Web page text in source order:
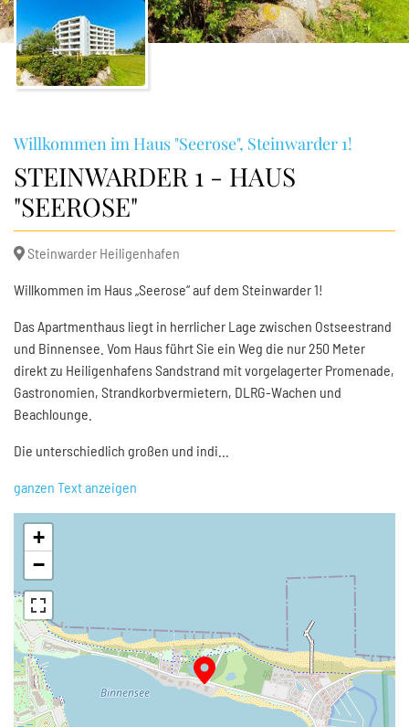
Willkommen im Haus "Seerose", Steinwarder 1!
STEINWARDER 1 - HAUS
"SEEROSE"
Steinwarder Heiligenhafen
Willkommen im Haus „Seerose“ auf dem Steinwarder 1!
Das Apartmenthaus liegt in herrlicher Lage zwischen Ostseestrand
und Binnensee. Vom Haus führt Sie ein Weg die nur 250 Meter
direkt zu Heiligenhafens Sandstrand mit vorgelagerter Promenade,
Gastronomien, Strandkorbvermietern, DLRG-Wachen und
Beachlounge.
Die unterschiedlich großen und indi
ganzen Text anzeigen
+
−